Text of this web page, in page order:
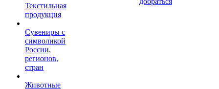
Текстильная
продукция
Сувениры с
символикой
России,
регионов,
стран
Животные